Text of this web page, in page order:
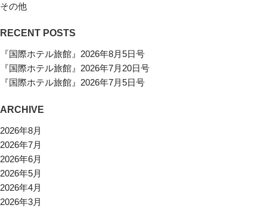
その他
RECENT POSTS
『国際ホテル旅館』2026年8月5日号
『国際ホテル旅館』2026年7月20日号
『国際ホテル旅館』2026年7月5日号
ARCHIVE
2026年8月
2026年7月
2026年6月
2026年5月
2026年4月
2026年3月